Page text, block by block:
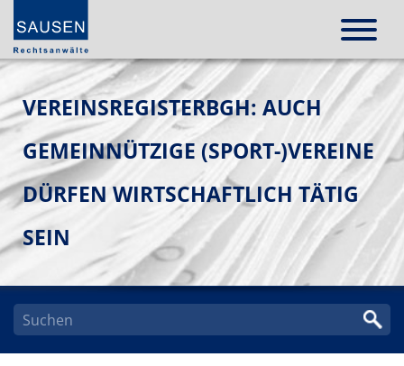
VEREINSREGISTERBGH: AUCH
GEMEINNÜTZIGE (SPORT-)VEREINE
DÜRFEN WIRTSCHAFTLICH TÄTIG
SEIN